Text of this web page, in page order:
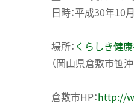
日時：平成30年10
場所： くらしき健
（岡山県倉敷市笹沖
倉敷市HP：http://